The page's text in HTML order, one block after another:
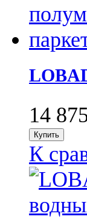
14
К